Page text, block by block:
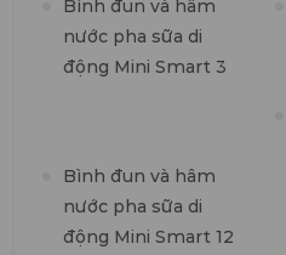
Bình đun và hâm
nước pha sữa di
động Mini Smart 3
Bình đun và hâm
nước pha sữa di
động Mini Smart 12